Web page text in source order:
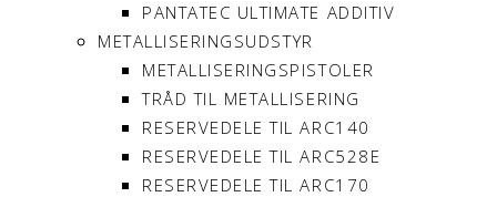
PANTATEC ULTIMATE ADDITIV
METALLISERINGSUDSTYR
METALLISERINGSPISTOLER
TRÅD TIL METALLISERING
RESERVEDELE TIL ARC140
RESERVEDELE TIL ARC528E
RESERVEDELE TIL ARC170